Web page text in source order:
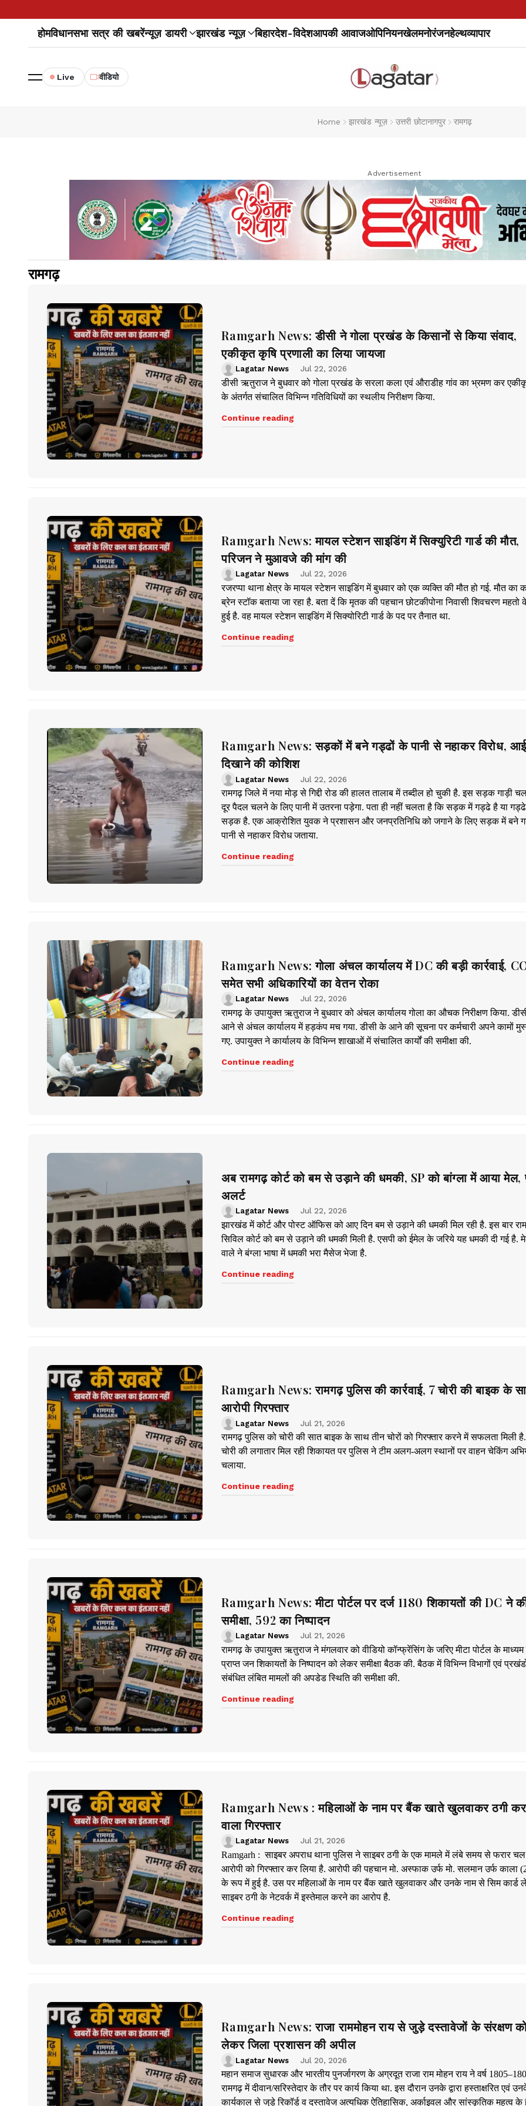
होमविधानसभा सत्र की खबरेंन्यूज़ डायरी झारखंड न्यूज़ बिहारदेश-विदेशआपकी आवाजओपिनियनखेलमनोरंजनहेल्थव्यापार
Live वीडियो
Home झारखंड न्यूज़ उत्तरी छोटानागपुर रामगढ़
Advertisement
रामगढ़
Ramgarh News: डीसी ने गोला प्रखंड के किसानों से किया संवाद,
एकीकृत कृषि प्रणाली का लिया जायजा
Lagatar News Jul 22, 2026
डीसी ऋतुराज ने बुधवार को गोला प्रखंड के सरला कला एवं औराडीह गांव का भ्रमण कर
के अंतर्गत संचालित विभिन्न गतिविधियों का स्थलीय निरीक्षण किया.
Continue reading
Ramgarh News: मायल स्टेशन साइडिंग में सिक्युरिटी गार्ड की मौत,
परिजन ने मुआवजे की मांग की
Lagatar News Jul 22, 2026
रजरप्पा थाना क्षेत्र के मायल स्टेशन साइडिंग में बुधवार को एक व्यक्ति की मौत हो गई. मौत का
ब्रेन स्टॉक बताया जा रहा है. बता दें कि मृतक की पहचान छोटकीपोना निवासी शिवचरण
हुई है. वह मायल स्टेशन साइडिंग में सिक्योरिटी गार्ड के पद पर तैनात था.
Continue reading
Ramgarh News: सड़कों में बने गड्ढों के पानी से नहाकर विरोध,
दिखाने की कोशिश
Lagatar News Jul 22, 2026
रामगढ़ जिले में नया मोड़ से गिद्दी रोड की हालत तालाब में तब्दील हो चुकी है. इस सड़क गाड़ी
दूर पैदल चलने के लिए पानी में उतरना पड़ेगा. पता ही नहीं चलता है कि सड़क में गड्ढे है या
सड़क है. एक आक्रोशित युवक ने प्रशासन और जनप्रतिनिधि को जगाने के लिए सड़क में बने
पानी से नहाकर विरोध जताया.
Continue reading
Ramgarh News: गोला अंचल कार्यालय में DC की बड़ी कार्रवाई,
समेत सभी अधिकारियों का वेतन रोका
Lagatar News Jul 22, 2026
रामगढ़ के उपायुक्त ऋतुराज ने बुधवार को अंचल कार्यालय गोला का औचक निरीक्षण किया.
आने से अंचल कार्यालय में हड़कंप मच गया. डीसी के आने की सूचना पर कर्मचारी अपने कामों
गए. उपायुक्त ने कार्यालय के विभिन्न शाखाओं में संचालित कार्यों की समीक्षा की.
Continue reading
अब रामगढ़ कोर्ट को बम से उड़ाने की धमकी, SP को बांग्ला में आया मेल,
अलर्ट
Lagatar News Jul 22, 2026
झारखंड में कोर्ट और पोस्ट ऑफिस को आए दिन बम से उड़ाने की धमकी मिल रही है. इस बार
सिविल कोर्ट को बम से उड़ाने की धमकी मिली है. एसपी को ईमेल के जरिये यह धमकी दी गई है.
वाले ने बंग्ला भाषा में धमकी भरा मैसेज भेजा है.
Continue reading
Ramgarh News: रामगढ़ पुलिस की कार्रवाई, 7 चोरी की बाइक के
आरोपी गिरफ्तार
Lagatar News Jul 21, 2026
रामगढ़ पुलिस को चोरी की सात बाइक के साथ तीन चोरों को गिरफ्तार करने में सफलता मिली
चोरी की लगातार मिल रही शिकायत पर पुलिस ने टीम अलग-अलग स्थानों पर वाहन चेकिंग
चलाया.
Continue reading
Ramgarh News: मीटा पोर्टल पर दर्ज 1180 शिकायतों की DC ने
समीक्षा, 592 का निष्पादन
Lagatar News Jul 21, 2026
रामगढ़ के उपायुक्त ऋतुराज ने मंगलवार को वीडियो कॉन्फ्रेंसिंग के जरिए मीटा पोर्टल के
प्राप्त जन शिकायतों के निष्पादन को लेकर समीक्षा बैठक की. बैठक में विभिन्न विभागों एवं
संबंधित लंबित मामलों की अपडेड स्थिति की समीक्षा की.
Continue reading
Ramgarh News : महिलाओं के नाम पर बैंक खाते खुलवाकर ठगी
वाला गिरफ्तार
Lagatar News Jul 21, 2026
Ramgarh : साइबर अपराध थाना पुलिस ने साइबर ठगी के एक मामले में लंबे समय से फरार
आरोपी को गिरफ्तार कर लिया है. आरोपी की पहचान मो. अस्फाक उर्फ मो. सलमान उर्फ काला
के रूप में हुई है. उस पर महिलाओं के नाम पर बैंक खाते खुलवाकर और उनके नाम से सिम कार्ड
साइबर ठगी के नेटवर्क में इस्तेमाल करने का आरोप है.
Continue reading
Ramgarh News: राजा राममोहन राय से जुड़े दस्तावेजों के संरक्षण
लेकर जिला प्रशासन की अपील
Lagatar News Jul 20, 2026
महान समाज सुधारक और भारतीय पुनर्जागरण के अग्रदूत राजा राम मोहन राय ने वर्ष
रामगढ़ में दीवान/सरिस्तेदार के तौर पर कार्य किया था. इस दौरान उनके द्वारा हस्ताक्षरित एवं
कार्यकाल से जुड़े रिकॉर्ड व दस्तावेज अत्यधिक ऐतिहासिक, अर्काइवल और सांस्कृतिक महत्व के